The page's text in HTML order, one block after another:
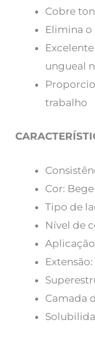
Cobre
Elimina o
ungueal
trabalho
Cor:
Tipo de
Nível de
Camada